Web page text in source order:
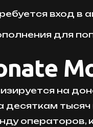
вход в
для
на